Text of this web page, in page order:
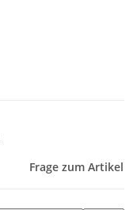
Frage zum Artikel